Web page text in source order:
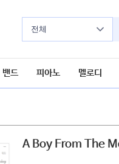
전체
밴드 피아노 멜로디
A Boy From The